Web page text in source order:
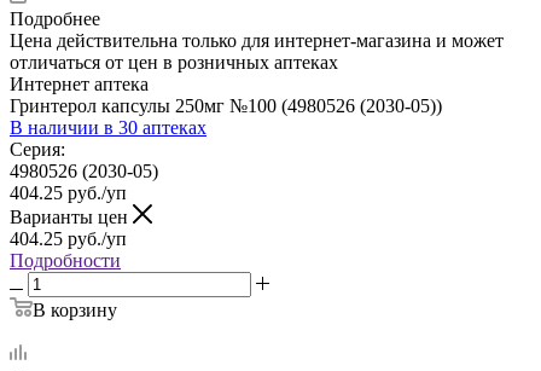
Подробнее
Цена действительна только для интернет-магазина и может
отличаться от цен в розничных аптеках
Интернет аптека
Гринтерол капсулы 250мг №100 (4980526 (2030-05))
В наличии в 30 аптеках
Серия:
4980526 (2030-05)
404.25 руб./уп
Варианты цен
404.25 руб./уп
Подробности
В корзину